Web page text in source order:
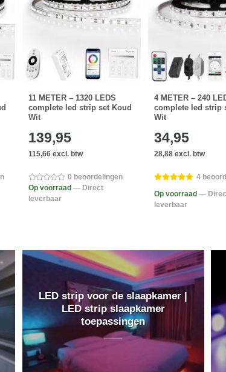
11 METER – 1320 LEDS
complete led strip set Koud
Wit
139,95
115,66 excl. btw
0 beoordelingen
Op voorraad — Direct
leverbaar
4 METER – 240
complete led strip
Wit
34,95
28,88 excl. btw
4
Op voorraad —
leverbaar
LED strip voor de slaapkamer |
LED strip slaapkamer
toepassingen